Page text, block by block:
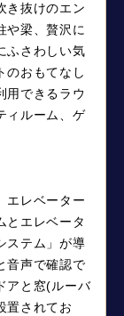
き抜けのエン
や梁、贅沢に
ふさわしい気
のおもてなし
用できるラウ
ィルーム、ゲ
エレベーター
とエレベータ
ステム」が導
音声で確認で
アと窓(ルーバ
置されてお